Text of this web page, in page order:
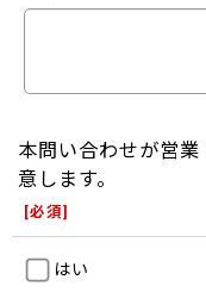
本問い合わせが営
意します。
[必須]
はい